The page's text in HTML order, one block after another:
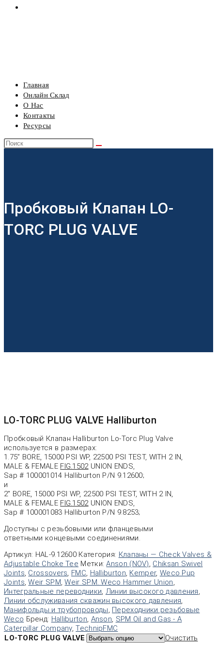
Главная
Онлайн Склад
О Нас
Контакты
Ресурсы
Пробковый Клапан LO-
TORC PLUG VALVE
LO-TORC PLUG VALVE Halliburton
Пробковый Клапан Halliburton Lo-Torc Plug Valve
используется в размерах:
1.75” BORE, 15000 PSI WP, 22500 PSI TEST, WITH 2 IN,
MALE & FEMALE FIG.1502UNION ENDS,
Sap # 100001014 Halliburton P/N 9.12600;
и
2″ BORE, 15000 PSI WP, 22500 PSI TEST, WITH 2 IN,
MALE & FEMALE FIG.1502UNION ENDS,
Sap # 100001083 Halliburton P/N 9.8253;
Доступны с резьбовыми или фланцевыми
ответными концевыми соединениями.
Артикул: HAL-9.12600 Категория: Клапаны — Check Valves &
Adjustable Choke Tee Метки:Anson (NOV), Chiksan Swivel
Joints, Crossovers, FMC, Halliburton, Kemper, Weco Pup
Joints,Weir SPM,Weir SPM. Weco Hammer Union,
Интегральные переводники, Линии высокого давления,
Линии обслуживания скважин высокого давления,
Манифольды и трубопроводы, Переходники резьбовые
Weco Бренд: Halliburton, Anson, SPM Oil and Gas - A
Caterpillar Company,TechnipFMC
LO-TORC PLUG VALVE
Очистить